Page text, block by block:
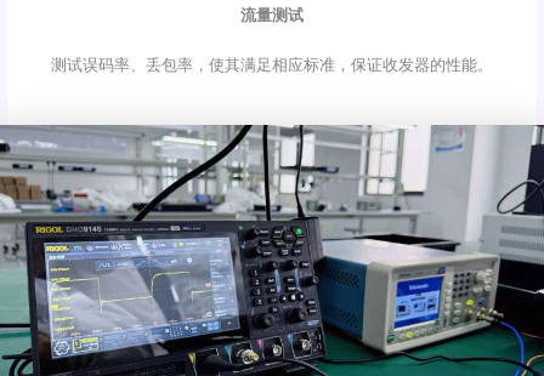
流量测试
测试误码率、丢包率，使其满足相应标准，保证收发器的性能。